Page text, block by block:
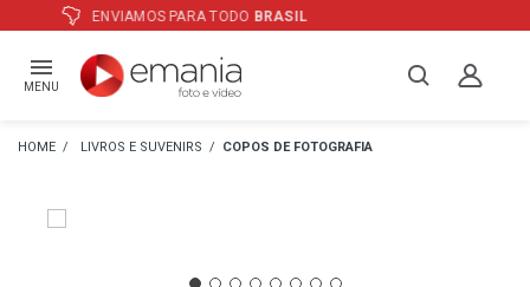
ATÉ12XE PREÇO ESPECIAL
MENU
LIVROS E SUVENIRS COPOS DE FOTOGRAFIA